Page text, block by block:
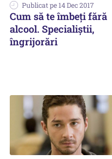
Publicat pe 14 Dec 2017
Cum să te îmbeți fără
alcool. Specialiștii,
îngrijorări